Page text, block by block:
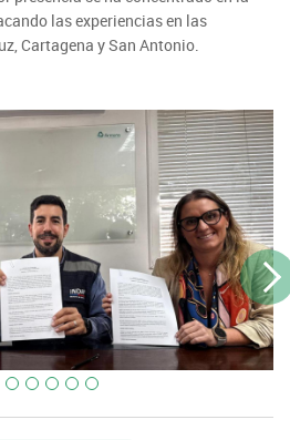
las experiencias en las
Cartagena y San Antonio.
Next